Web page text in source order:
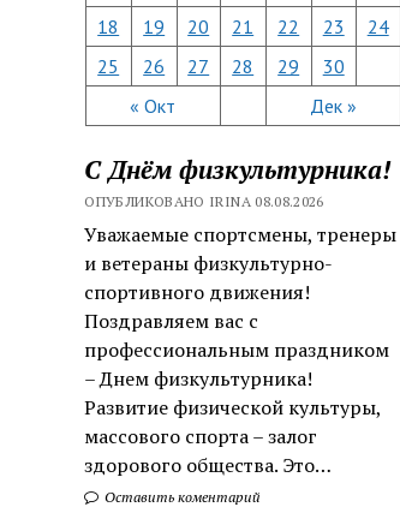
« Окт Дек »
18
19 20 21 22 23
24
25
26 27 28 29 30
С Днём физкультурника!
ОПУБЛИКОВАНО IRINA 08.08.2026
Уважаемые спортсмены, тренеры
и ветераны физкультурно-
спортивного движения!
Поздравляем вас с
профессиональным праздником
– Днем физкультурника!
Развитие физической культуры,
массового спорта – залог
здорового общества. Это…
Оставить коментарий